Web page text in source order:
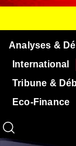
Analyses &
International
Tribune &
Eco-Finance